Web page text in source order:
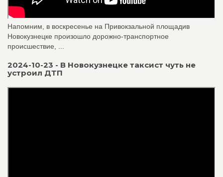
Напомним, в воскресенье на Привокзальной площадив
Новокузнецке произошло дорожно-транспортное
происшествие, ...
2024-10-23 - В Новокузнецке таксист чуть не
устроил ДТП